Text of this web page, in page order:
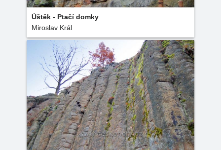
Úštěk - Ptačí domky
Miroslav Král